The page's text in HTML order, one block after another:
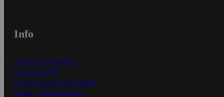
Info
S-Business yrityksille
Oiva-raportit
Osuuskauppojen yhteystiedot
Tilaus- ja toimitusehdot